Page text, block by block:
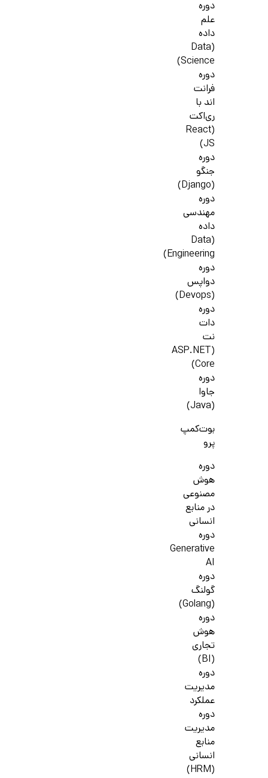
دوره
علم
داده
(Data
Science)
دوره
فرانت
اند با
ری‌اکت
(React
JS)
دوره
جنگو
(Django)
دوره
مهندسی
داده
(Data
Engineering)
دوره
دواپس
(Devops)
دوره
دات
نت
(ASP.NET
Core)
دوره
جاوا
(Java)
بوت‌کمپ
پرو
دوره
هوش
مصنوعی
در منابع
انسانی
دوره
Generative
AI
دوره
گولنگ
(Golang)
دوره
هوش
تجاری
(BI)
دوره
مدیریت
عملکرد
دوره
مدیریت
منابع
انسانی
(HRM)